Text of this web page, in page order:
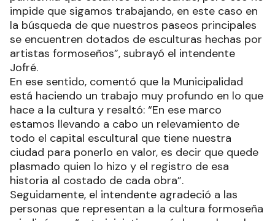
impide que sigamos trabajando, en este caso en
la búsqueda de que nuestros paseos principales
se encuentren dotados de esculturas hechas por
artistas formoseños”, subrayó el intendente
Jofré.
En ese sentido, comentó que la Municipalidad
está haciendo un trabajo muy profundo en lo que
hace a la cultura y resaltó: “En ese marco
estamos llevando a cabo un relevamiento de
todo el capital escultural que tiene nuestra
ciudad para ponerlo en valor, es decir que quede
plasmado quien lo hizo y el registro de esa
historia al costado de cada obra”.
Seguidamente, el intendente agradeció a las
personas que representan a la cultura formoseña